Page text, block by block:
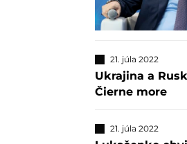
21. júla 2022
Ukrajina a
Čierne more
21. júla 2022